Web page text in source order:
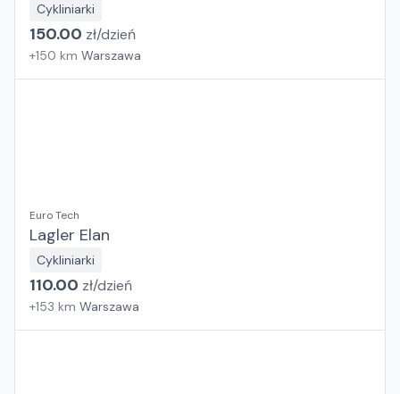
Cykliniarki
150.00 zł/dzień
+150 km Warszawa
Euro Tech
Lagler Elan
Cykliniarki
110.00 zł/dzień
+153 km Warszawa